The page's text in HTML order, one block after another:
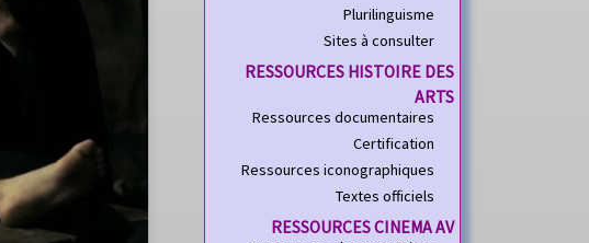
Plurilinguisme
Sites à consulter
RESSOURCES HISTOIRE DES
ARTS
Ressources documentaires
Certification
Ressources iconographiques
Textes officiels
RESSOURCES CINEMA AV